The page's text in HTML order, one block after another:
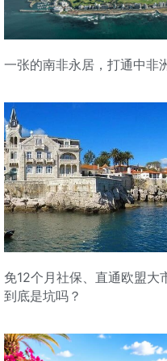
一张的南非永居，打通中非
免12个月社保、直通欧盟大
到底是坑吗？